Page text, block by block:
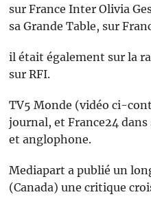
sur France Inter Olivia
sa Grande Table, sur
il était également sur la
sur RFI.
TV5 Monde (vidéo ci-
journal, et France24
et anglophone.
Mediapart a publié un
(Canada) une critique